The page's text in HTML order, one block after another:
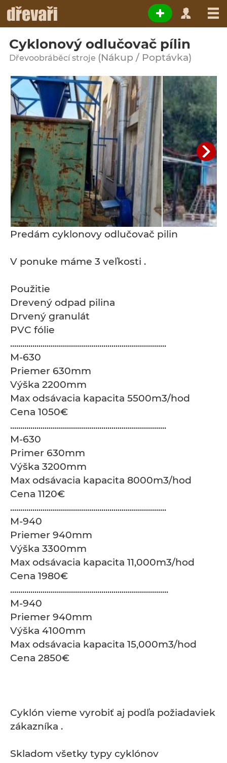
Cyklonový odlučovač pílin
Dřevoobráběcí stroje (Nákup / Poptávka)
Predám cyklonovy odlučovač pilin
V ponuke máme 3 veľkosti .
Použitie
Drevený odpad pilina
Drvený granulát
PVC fólie
.............................................................................
M-630
Priemer 630mm
Výška 2200mm
Max odsávacia kapacita 5500m3/hod
Cena 1050€
.............................................................................
M-630
Primer 630mm
Výška 3200mm
Max odsávacia kapacita 8000m3/hod
Cena 1120€
.............................................................................
M-940
Priemer 940mm
Výška 3300mm
Max odsávacia kapacita 11,000m3/hod
Cena 1980€
..............................................................................
M-940
Priemer 940mm
Výška 4100mm
Max odsávacia kapacita 15,000m3/hod
Cena 2850€
Cyklón vieme vyrobiť aj podľa požiadaviek
zákazníka .
Skladom všetky typy cyklónov